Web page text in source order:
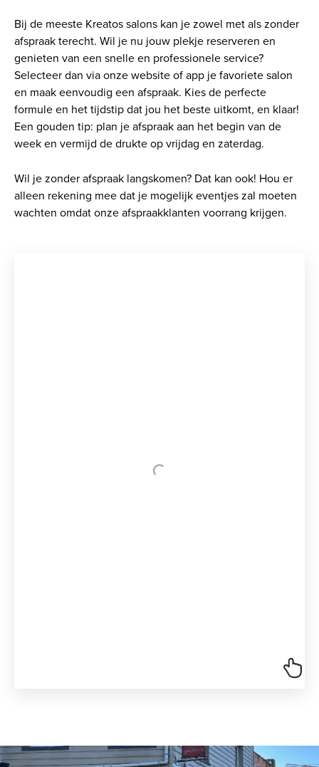
Bij de meeste Kreatos salons kan je zowel met als zonder
afspraak terecht. Wil je nu jouw plekje reserveren en
genieten van een snelle en professionele service?
Selecteer dan via onze website of app je favoriete salon
en maak eenvoudig een afspraak. Kies de perfecte
formule en het tijdstip dat jou het beste uitkomt, en klaar!
Een gouden tip: plan je afspraak aan het begin van de
week en vermijd de drukte op vrijdag en zaterdag.
Wil je zonder afspraak langskomen? Dat kan ook! Hou er
alleen rekening mee dat je mogelijk eventjes zal moeten
wachten omdat onze afspraakklanten voorrang krijgen.